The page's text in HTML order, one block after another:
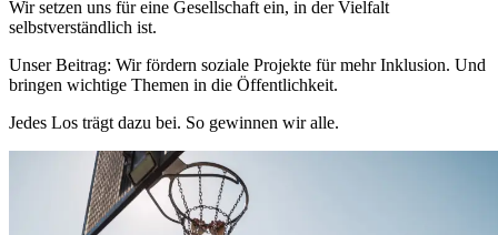
Wir setzen uns für eine Gesellschaft ein, in der Vielfalt
selbstverständlich ist.
UnserBeitrag: Wir fördern soziale Projekte für mehr Inklusion. Und
bringen wichtige Themen in die Öffentlichkeit.
Jedes Los trägt dazu bei. So gewinnen wir alle.